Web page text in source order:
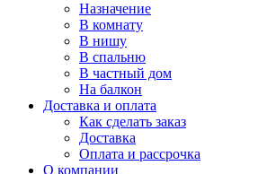
Назначение
В комнату
В нишу
В спальню
В частный дом
На балкон
Доставка и оплата
Как сделать заказ
Доставка
Оплата и рассрочка
О компании